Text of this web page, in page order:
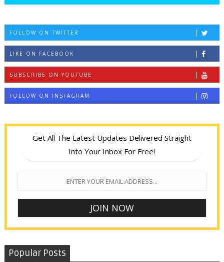
FOLLOW ON TWITTER
LIKE ON FACEBOOK
SUBSCRIBE ON YOUTUBE
FOLLOW ON INSTAGRAM
Get All The Latest Updates Delivered Straight
Into Your Inbox For Free!
Popular Posts